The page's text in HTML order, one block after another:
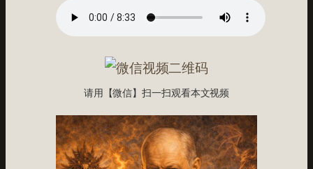
请用【微信】扫一扫观看本文视频